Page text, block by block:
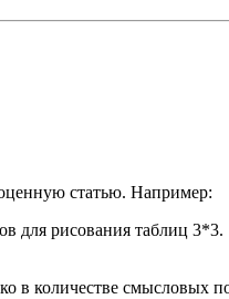
статью. Например:
для рисования таблиц 3*3.
в количестве смысловых